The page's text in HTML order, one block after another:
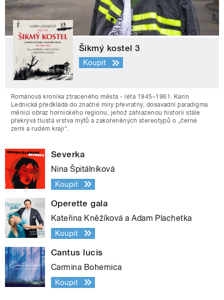
Šikmý kostel 3
Koupit
Románová kronika ztraceného města - léta 1945–1961. Karin
Lednická předkládá do značné míry převratný, dosavadní paradigma
měnící obraz hornického regionu, jehož zahlazenou historii stále
překrývá tlustá vrstva mýtů a zakořeněných stereotypů o „černé
zemi a rudém kraji“.
Severka
Nina Špitálníková
Koupit
Operette gala
Kateřina Kněžíková a Adam Plachetka
Koupit
Cantus lucis
Carmina Bohemica
Koupit